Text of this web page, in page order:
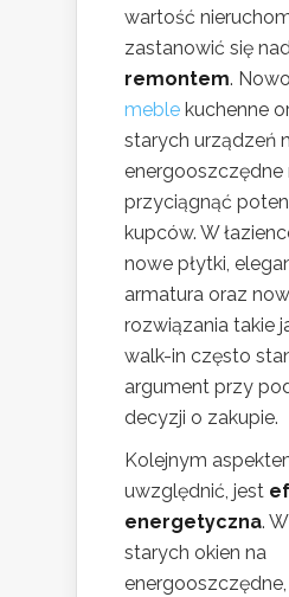
wartość
zastanowić się
remontem.
meble kuchenne
starych urządzeń
energooszczędne
przyciągnąć
kupców. W
nowe płytki,
armatura oraz
rozwiązania takie
walk-in często
argument przy
decyzji o zakupie.
Kolejnym
uwzględnić, jest
energetyczna.
starych okien na